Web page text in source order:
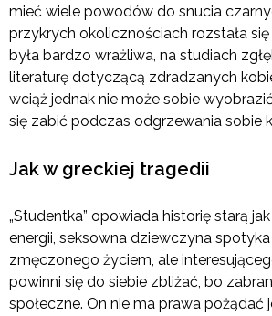
mieć wiele powodów do snucia
przykrych okolicznościach rozstała się
była bardzo wrażliwa, na studiach
literaturę dotyczącą zdradzanych
wciąż jednak nie może sobie
się zabić podczas odgrzewania sobie
Jak w greckiej tragedii
„Studentka” opowiada historię starą jak
energii, seksowna dziewczyna
zmęczonego życiem, ale
powinni się do siebie zbliżać, bo
społeczne. On nie ma prawa pożądać